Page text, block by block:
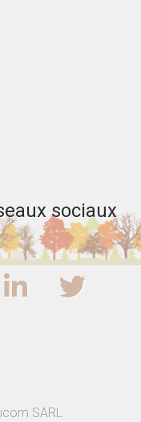
sociaux
SARL